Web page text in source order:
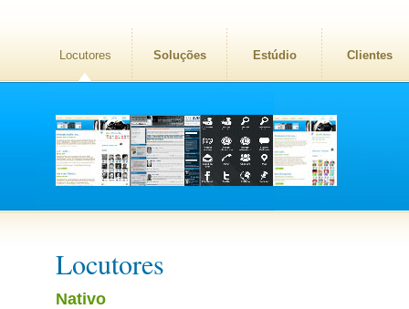
Locutores Soluções Estúdio Clientes
Locutores
Nativo